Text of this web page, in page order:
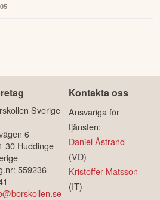
Sverige
6
30 Huddinge
559236-
Kontakta oss
Ansvariga för
tjänsten:
Daniel Åstrand
(VD)
Kristoffer Matsson
(IT)